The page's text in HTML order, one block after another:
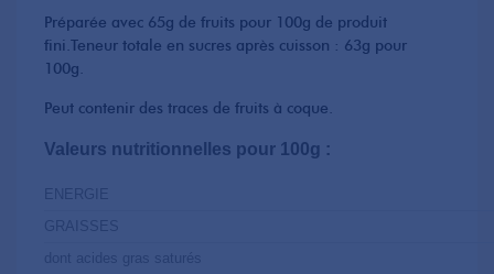
Préparée avec 65g de fruits pour 100g de produit
fini.Teneur totale en sucres après cuisson : 63g pour
100g.
Peut contenir des traces de fruits à coque.
Valeurs nutritionnelles pour 100g :
ENERGIE
GRAISSES
dont acides gras saturés